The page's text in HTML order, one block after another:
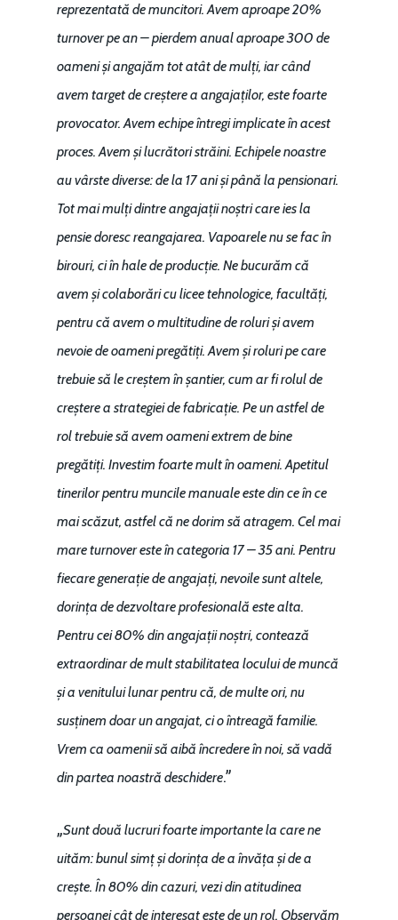
reprezentată de muncitori. Avem aproape 20%
turnover pe an – pierdem anual aproape 300 de
oameni și angajăm tot atât de mulți, iar când
avem target de creștere a angajaților, este foarte
provocator. Avem echipe întregi implicate în acest
proces. Avem și lucrători străini. Echipele noastre
au vârste diverse: de la 17 ani și până la pensionari.
Tot mai mulți dintre angajații noștri care ies la
pensie doresc reangajarea. Vapoarele nu se fac în
birouri, ci în hale de producție. Ne bucurăm că
avem și colaborări cu licee tehnologice, facultăți,
pentru că avem o multitudine de roluri și avem
nevoie de oameni pregătiți. Avem și roluri pe care
trebuie să le creștem în șantier, cum ar fi rolul de
creștere a strategiei de fabricație. Pe un astfel de
rol trebuie să avem oameni extrem de bine
pregătiți. Investim foarte mult în oameni. Apetitul
tinerilor pentru muncile manuale este din ce în ce
mai scăzut, astfel că ne dorim să atragem. Cel mai
mare turnover este în categoria 17 – 35 ani. Pentru
fiecare generație de angajați, nevoile sunt altele,
dorința de dezvoltare profesională este alta.
Pentru cei 80% din angajații noștri, contează
extraordinar de mult stabilitatea locului de muncă
și a venitului lunar pentru că, de multe ori, nu
susținem doar un angajat, ci o întreagă familie.
Vrem ca oamenii să aibă încredere în noi, să vadă
din partea noastră deschidere.”
„Sunt două lucruri foarte importante la care ne
uităm: bunul simț și dorința de a învăța și de a
crește. În 80% din cazuri, vezi din atitudinea
persoanei cât de interesat este de un rol. Observăm